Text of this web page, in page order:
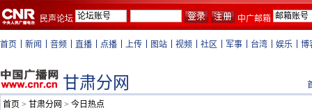
民声论坛 中广邮箱
首页 新闻 音频 直播 点播 上传 图站 视频 社区 军事 台湾 娱乐 博
甘肃分网
首页 > 甘肃分网 > 今日热点